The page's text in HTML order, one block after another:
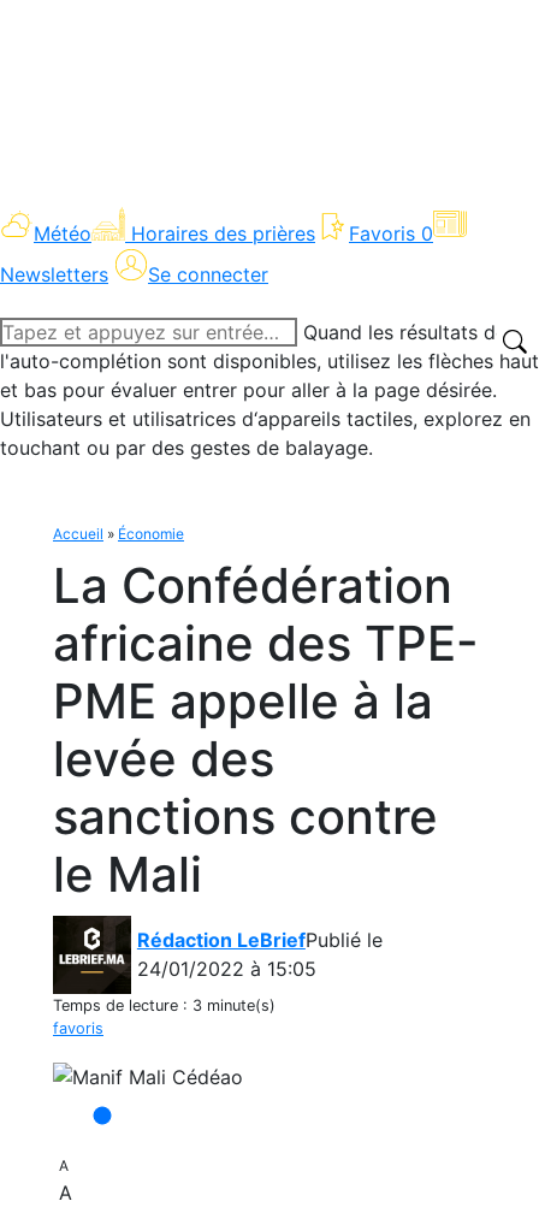
Météo Horaires des prières Favoris 0
Newsletters
Se connecter
Recherche
:
Quand les résultats de
l'auto-complétion sont disponibles, utilisez les flèches haut
et bas pour évaluer entrer pour aller à la page désirée.
Utilisateurs et utilisatrices d‘appareils tactiles, explorez en
touchant ou par des gestes de balayage.
Accueil » Économie
La Confédération
africaine des TPE-
PME appelle à la
levée des
sanctions contre
le Mali
Rédaction LeBriefPublié le
24/01/2022 à 15:05
Temps de lecture : 3 minute(s)
favoris
A
A